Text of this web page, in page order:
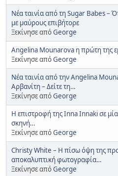
Νέα ταινία από τη Sugar Babes –
με μαύρους επιβήτορε
Ξεκίνησε απόGeorge
Angelina Mounarova η πρώτη της
Ξεκίνησε απόGeorge
Νέα ταινία από την Angelina
Αρβανίτη – Δείτε τη…
Ξεκίνησε απόGeorge
Η επιστροφή της Inna Innaki σε
σκηνή…
Ξεκίνησε απόGeorge
Christy White – Η πίσω όψη της
αποκαλυπτική φωτογραφία…
Ξεκίνησε απόGeorge